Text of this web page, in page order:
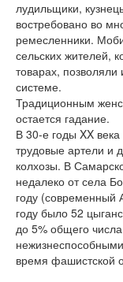
лудильщики,
востребовано во
ремесленники.
сельских жителей,
товарах,
системе.
Традиционным
остается гадание.
В 30-е годы XX
трудовые артели и
колхозы. В
недалеко от села
году (современный
году было 52
до 5% общего
время фашистской